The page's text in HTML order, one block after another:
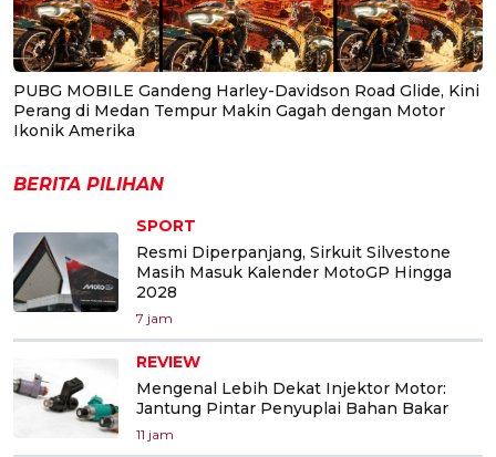
PUBG MOBILE Gandeng Harley-Davidson Road Glide, Kini
Perang di Medan Tempur Makin Gagah dengan Motor
Ikonik Amerika
BERITA PILIHAN
SPORT
Resmi Diperpanjang, Sirkuit Silvestone
Masih Masuk Kalender MotoGP Hingga
2028
7 jam
REVIEW
Mengenal Lebih Dekat Injektor Motor:
Jantung Pintar Penyuplai Bahan Bakar
11 jam